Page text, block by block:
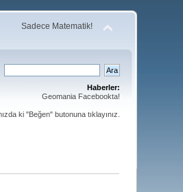
Sadece Matematik!
Haberler:
Geomania Facebookta!
ki "Beğen" butonuna tıklayınız.